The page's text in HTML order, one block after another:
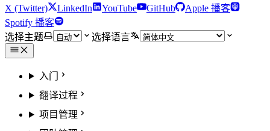
X (Twitter) LinkedIn YouTube GitHub
Apple 播客
Spotify 播客
选择主题
选择语言
入门
翻译过程
项目管理